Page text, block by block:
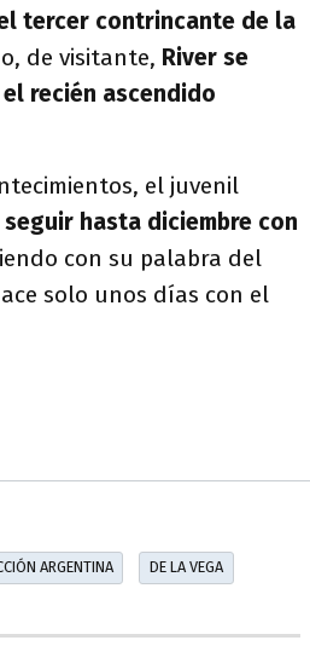
tercer contrincante de la
de visitante, River se
recién ascendido
el juvenil
seguir hasta diciembre con
con su palabra del
solo unos días con el
ARGENTINA DE LA VEGA